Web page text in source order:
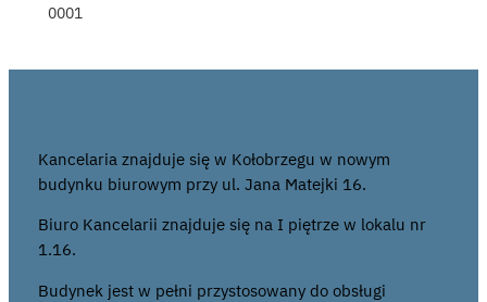
0001
Kancelaria znajduje się w Kołobrzegu w nowym
budynku biurowym przy ul. Jana Matejki 16.
Biuro Kancelarii znajduje się na I piętrze w lokalu nr
1.16.
Budynek jest w pełni przystosowany do obsługi